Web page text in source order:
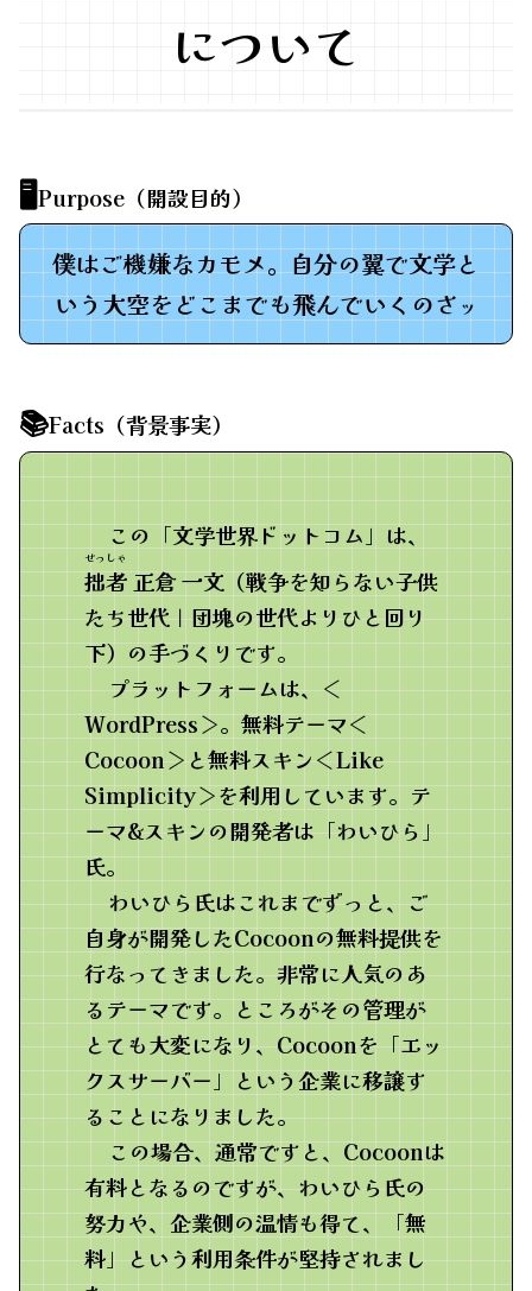
について
🖥️Purpose（開設目的）
僕はご機嫌なカモメ。自分の翼で文学と
いう大空をどこまでも飛んでいくのさッ
📚Facts（背景事実）
この「文学世界ドットコム」は、
拙者
せっしゃ
正倉 一文（戦争を知らない子供
たち世代｜団塊の世代よりひと回り
下）の手づくりです。
プラットフォームは、＜
WordPress＞。無料テーマ＜
Cocoon＞と無料スキン＜Like
Simplicity＞を利用しています。テ
ーマ&スキンの開発者は「わいひら」
氏。
わいひら氏はこれまでずっと、ご
自身が開発したCocoonの無料提供を
行なってきました。非常に人気のあ
るテーマです。ところがその管理が
とても大変になり、Cocoonを「エッ
クスサーバー」という企業に移譲す
ることになりました。
この場合、通常ですと、Cocoonは
有料となるのですが、わいひら氏の
努力や、企業側の温情も得て、「無
料」という利用条件が堅持されまし